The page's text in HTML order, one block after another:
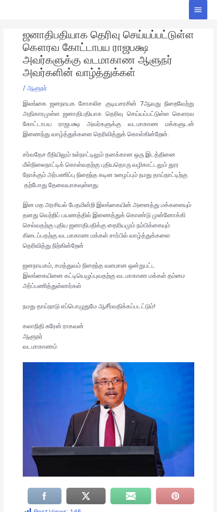
Main
ஜனாதிபதியாக தெரிவு செய்யப்பட்டுள்ள
கௌரவ கோட்டாபய ராஜபக்ஷ
அவர்களுக்கு வடமாகாண ஆளுநர்
அவர்களின் வாழ்த்துக்கள்
/ ஆளுநர்
இலங்கை ஜனநாயக சோசலிச குடியசரசின் 7ஆவது நிறைவேற்று
அதிகாரமுள்ள ஜனாதிபதியாக தெரிவு செய்யப்பட்டுள்ள கௌரவ
கோட்டாபய ராஜபக்ஷ அவர்களுக்கு வடமாகாண மக்களுடன்
இணைந்து வாழ்த்துக்களை தெரிவித்துக் கொள்கின்றேன்.
சர்வதேச ரீதியிலும் உள்நாட்டிலும் தனக்கான ஒரு இடத்தினை
மீள்நிலைநாட்டிக் கொள்வதற்கு புதியதொரு வழிகாட்டலும் தூர
நோக்கும் அர்பணிப்பு நிறைந்த கடின உழைப்பும் நமது தாய்நாட்டிற்கு
தற்போது தேவையாகவுள்ளது.
இன மத அரசியல் பேதமின்றி இலங்கையின் அனைத்து மக்களையும்
தனது வெற்றிப் பயணத்தில் இணைத்துக் கொண்டு முன்னோக்கி
செல்வதற்கு புதிய ஜனாதிபதிக்கு தைரியமும் நம்பிக்கையும்
கிடைப்பதற்கு வடமாகாண மக்கள் சார்பில் வாழ்த்துக்களை
தெரிவித்து நிற்கின்றேன்
ஜனநாயகம், சமத்துவம் நிறைந்த வளமான ஒன்றுபட்ட
இலங்கையினை கட்டியெழுப்புவதற்கு வடமாகாண மக்கள் தம்மை
அர்ப்பணித்துள்ளார்கள்
நமது தாய்நாடு எப்பொழுதுமே ஆசீர்வதிக்கப்படட்டும்!
கலாநிதி சுரேன் ராகவன்
ஆளுநர்
வடமாகாணம்
navigation